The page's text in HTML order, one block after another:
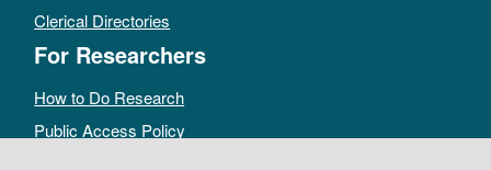
Clerical Directories
For Researchers
How to Do Research
Public Access Policy